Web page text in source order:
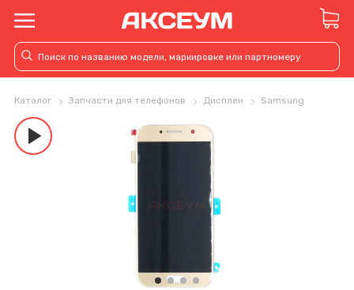
Каталог Запчасти для телефонов Дисплеи Samsung
play_arrow